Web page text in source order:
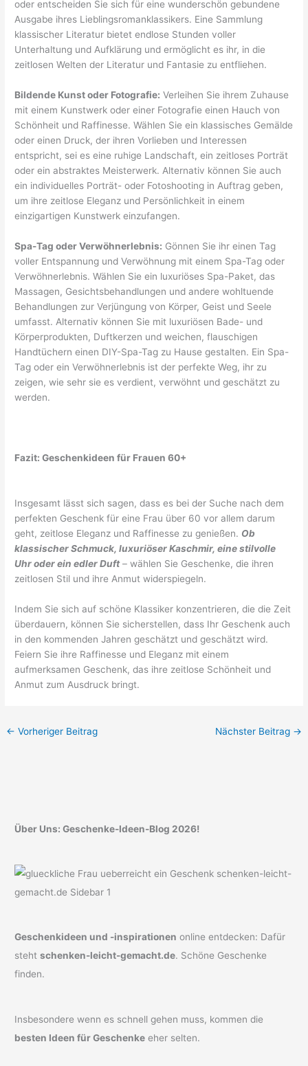
oder entscheiden Sie sich für eine wunderschön gebundene
Ausgabe ihres Lieblingsromanklassikers. Eine Sammlung
klassischer Literatur bietet endlose Stunden voller
Unterhaltung und Aufklärung und ermöglicht es ihr, in die
zeitlosen Welten der Literatur und Fantasie zu entfliehen.
Bildende Kunst oder Fotografie: Verleihen Sie ihrem Zuhause
mit einem Kunstwerk oder einer Fotografie einen Hauch von
Schönheit und Raffinesse. Wählen Sie ein klassisches Gemälde
oder einen Druck, der ihren Vorlieben und Interessen
entspricht, sei es eine ruhige Landschaft, ein zeitloses Porträt
oder ein abstraktes Meisterwerk. Alternativ können Sie auch
ein individuelles Porträt- oder Fotoshooting in Auftrag geben,
um ihre zeitlose Eleganz und Persönlichkeit in einem
einzigartigen Kunstwerk einzufangen.
Spa-Tag oder Verwöhnerlebnis: Gönnen Sie ihr einen Tag
voller Entspannung und Verwöhnung mit einem Spa-Tag oder
Verwöhnerlebnis. Wählen Sie ein luxuriöses Spa-Paket, das
Massagen, Gesichtsbehandlungen und andere wohltuende
Behandlungen zur Verjüngung von Körper, Geist und Seele
umfasst. Alternativ können Sie mit luxuriösen Bade- und
Körperprodukten, Duftkerzen und weichen, flauschigen
Handtüchern einen DIY-Spa-Tag zu Hause gestalten. Ein Spa-
Tag oder ein Verwöhnerlebnis ist der perfekte Weg, ihr zu
zeigen, wie sehr sie es verdient, verwöhnt und geschätzt zu
werden.
Fazit: Geschenkideen für Frauen 60+
Insgesamt lässt sich sagen, dass es bei der Suche nach dem
perfekten Geschenk für eine Frau über 60 vor allem darum
geht, zeitlose Eleganz und Raffinesse zu genießen. Ob
klassischer Schmuck, luxuriöser Kaschmir, eine stilvolle
Uhr oder ein edler Duft– wählen Sie Geschenke, die ihren
zeitlosen Stil und ihre Anmut widerspiegeln.
Indem Sie sich auf schöne Klassiker konzentrieren, die die Zeit
überdauern, können Sie sicherstellen, dass Ihr Geschenk auch
in den kommenden Jahren geschätzt und geschätzt wird.
Feiern Sie ihre Raffinesse und Eleganz mit einem
aufmerksamen Geschenk, das ihre zeitlose Schönheit und
Anmut zum Ausdruck bringt.
← Vorheriger Beitrag Nächster Beitrag →
Über Uns: Geschenke-Ideen-Blog 2026!
Geschenkideen und -inspirationen online entdecken: Dafür
stehtschenken-leicht-gemacht.de. Schöne Geschenke
finden.
Insbesondere wenn es schnell gehen muss, kommen die
besten Ideen für Geschenke eher selten.